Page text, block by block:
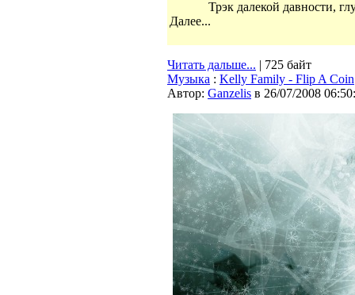
Трэк далекой давности,
Далее...
Читать дальше... | 725 байт
Музыка : Kelly Family - Flip A Coin
Автор: Ganzelis в 26/07/2008